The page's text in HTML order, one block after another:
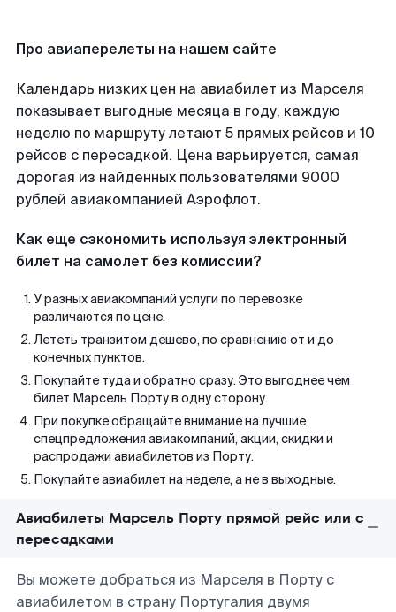
Про авиаперелеты на нашем сайте
Календарь низких цен на авиабилет из Марселя
показывает выгодные месяца в году, каждую
неделю по маршруту летают 5 прямых рейсов и 10
рейсов с пересадкой. Цена варьируется, самая
дорогая из найденных пользователями 9000
рублей авиакомпанией Аэрофлот.
Как еще сэкономить используя электронный
билет на самолет без комиссии?
У разных авиакомпаний услуги по перевозке
различаются по цене.
Лететь транзитом дешево, по сравнению от и до
конечных пунктов.
Покупайте туда и обратно сразу. Это выгоднее чем
билет Марсель Порту в одну сторону.
При покупке обращайте внимание на лучшие
спецпредложения авиакомпаний, акции, скидки и
распродажи авиабилетов из Порту.
Покупайте авиабилет на неделе, а не в выходные.
Авиабилеты Марсель Порту прямой рейс или с
пересадками
Вы можете добраться из Марселя в Порту с
авиабилетом в страну Португалия двумя